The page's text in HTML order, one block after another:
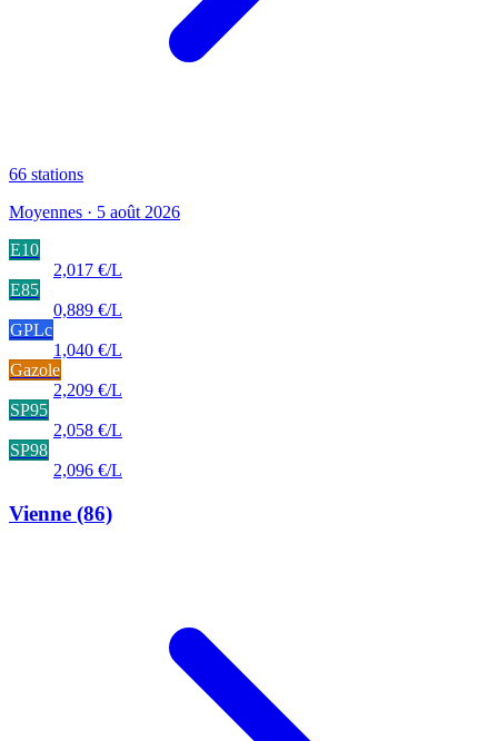
66 stations
Moyennes · 5 août 2026
E10
2,017 €/L
E85
0,889 €/L
GPLc
1,040 €/L
Gazole
2,209 €/L
SP95
2,058 €/L
SP98
2,096 €/L
Vienne (86)